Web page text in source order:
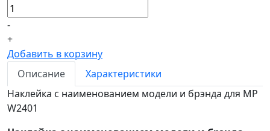
-
+
Добавить в корзину
Описание
Характеристики
Наклейка с наименованием модели и брэнда для MP
W2401